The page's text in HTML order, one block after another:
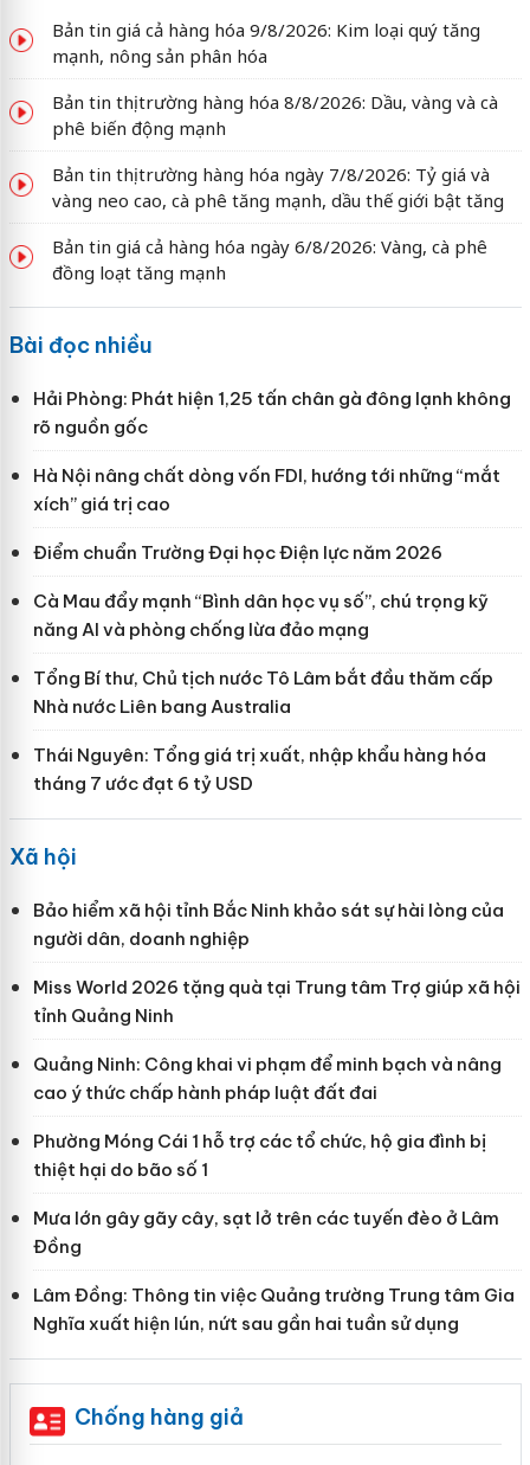
Bản tin giá cả hàng hóa 9/8/2026: Kim loại quý tăng
mạnh, nông sản phân hóa
Bản tin thị trường hàng hóa 8/8/2026: Dầu, vàng và cà
phê biến động mạnh
Bản tin thị trường hàng hóa ngày 7/8/2026: Tỷ giá và
vàng neo cao, cà phê tăng mạnh, dầu thế giới bật tăng
Bản tin giá cả hàng hóa ngày 6/8/2026: Vàng, cà phê
đồng loạt tăng mạnh
Bài đọc nhiều
Hải Phòng: Phát hiện 1,25 tấn chân gà đông lạnh không
rõ nguồn gốc
Hà Nội nâng chất dòng vốn FDI, hướng tới những “mắt
xích” giá trị cao
Điểm chuẩn Trường Đại học Điện lực năm 2026
Cà Mau đẩy mạnh “Bình dân học vụ số”, chú trọng kỹ
năng AI và phòng chống lừa đảo mạng
Tổng Bí thư, Chủ tịch nước Tô Lâm bắt đầu thăm cấp
Nhà nước Liên bang Australia
Thái Nguyên: Tổng giá trị xuất, nhập khẩu hàng hóa
tháng 7 ước đạt 6 tỷ USD
Xã hội
Bảo hiểm xã hội tỉnh Bắc Ninh khảo sát sự hài lòng của
người dân, doanh nghiệp
Miss World 2026 tặng quà tại Trung tâm Trợ giúp xã hội
tỉnh Quảng Ninh
Quảng Ninh: Công khai vi phạm để minh bạch và nâng
cao ý thức chấp hành pháp luật đất đai
Phường Móng Cái 1 hỗ trợ các tổ chức, hộ gia đình bị
thiệt hại do bão số 1
Mưa lớn gây gãy cây, sạt lở trên các tuyến đèo ở Lâm
Đồng
Lâm Đồng: Thông tin việc Quảng trường Trung tâm Gia
Nghĩa xuất hiện lún, nứt sau gần hai tuần sử dụng
Chống hàng giả